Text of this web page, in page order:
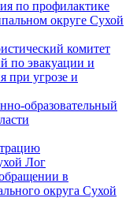
по профилактике
округе Сухой
комитет
по эвакуации и
при угрозе и
образовательный
Лог
в
округа Сухой